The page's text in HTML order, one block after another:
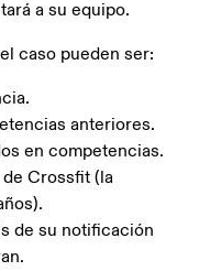
a su equipo.
caso pueden ser:
anteriores.
en competencias.
Crossfit (la
de su notificación